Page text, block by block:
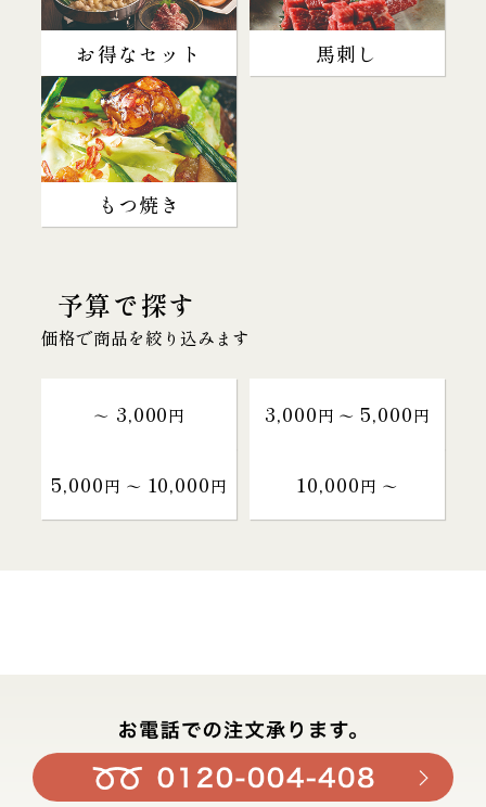
お得なセット 馬刺し
もつ焼き
予算で探す
価格で商品を絞り込みます
～ 3,000円 3,000円 〜 5,000円
5,000円 〜 10,000円 10,000円 〜